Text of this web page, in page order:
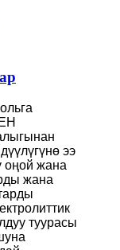
ээ
оңой жана
жана
туурасы